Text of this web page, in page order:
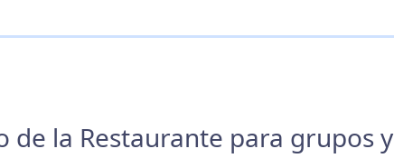
de la Restaurante para grupos y